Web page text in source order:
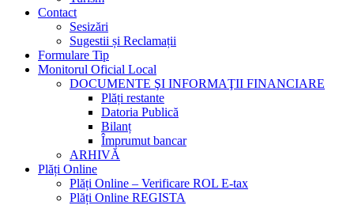
Contact
Sesizări
Sugestii și Reclamații
Formulare Tip
Monitorul Oficial Local
DOCUMENTE ŞI INFORMAŢII FINANCIARE
Plăți restante
Datoria Publică
Bilanț
Împrumut bancar
ARHIVĂ
Plăți Online
Plăți Online – Verificare ROL E-tax
Plăți Online REGISTA